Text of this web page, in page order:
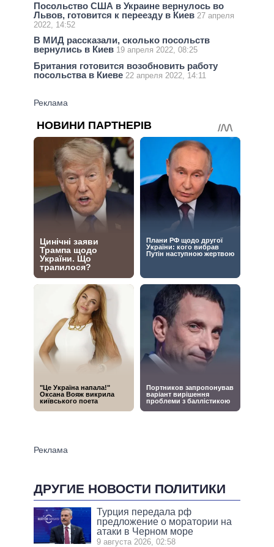
Посольство США в Украине вернулось во
Львов, готовится к переезду в Киев 27 апреля
2022, 14:52
В МИД рассказали, сколько посольств
вернулись в Киев 19 апреля 2022, 08:25
Британия готовится возобновить работу
посольства в Киеве 22 апреля 2022, 14:11
ДРУГИЕ НОВОСТИ ПОЛИТИКИ
Турция передала рф
предложение о моратории на
атаки в Черном море
9 августа 2026, 02:58